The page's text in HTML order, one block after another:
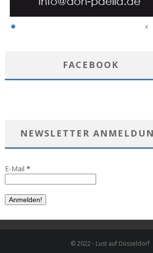
FACEBOOK
NEWSLETTER
E-Mail *
© 2022 - Lust auf Düsseldorf